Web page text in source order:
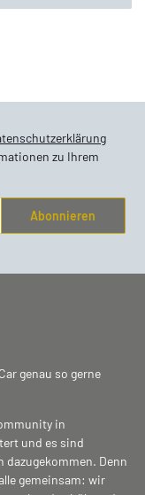
zu Ihrem
Abonnieren
genau so gerne
in
und es sind
dazugekommen. Denn
gemeinsam: wir